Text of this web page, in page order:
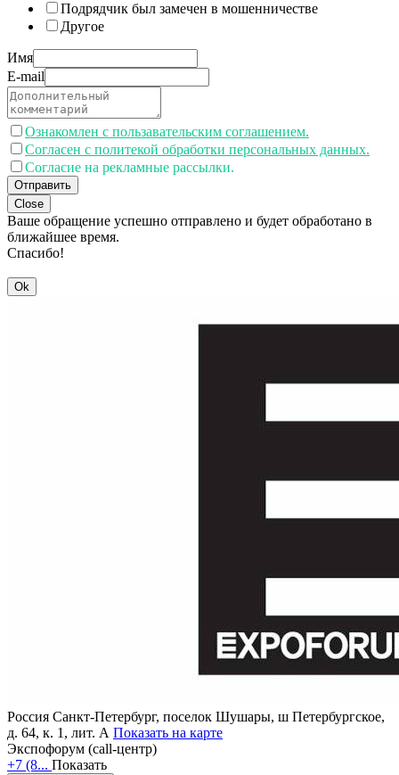
Подрядчик был замечен в мошенничестве
Другое
Имя
E-mail
Ознакомлен с пользавательским соглашением.
Согласен с политекой обработки персональных данных.
Согласие на рекламные рассылки.
Отправить
Close
Ваше обращение успешно отправлено и будет обработано в
ближайшее время.
Спасибо!
Ok
Россия Санкт-Петербург, поселок Шушары, ш Петербургское,
д. 64, к. 1, лит. А Показать на карте
Экспофорум (call-центр)
+7 (8... Показать